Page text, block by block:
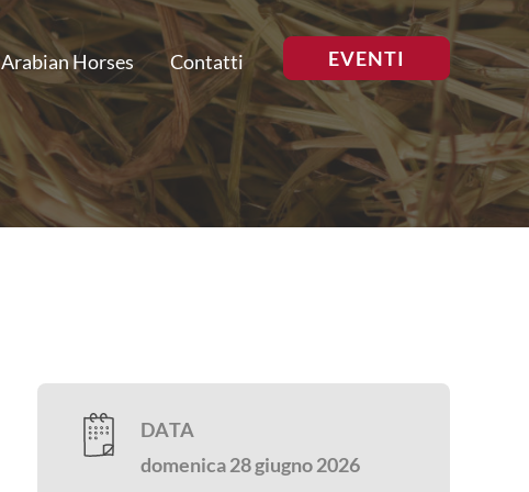
Arabian Horses Contatti EVENTI
DATA
domenica 28 giugno 2026